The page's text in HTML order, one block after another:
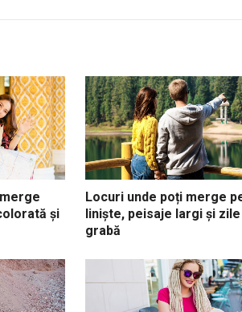
și
Locuri unde poți merge
liniște, peisaje largi și
grabă